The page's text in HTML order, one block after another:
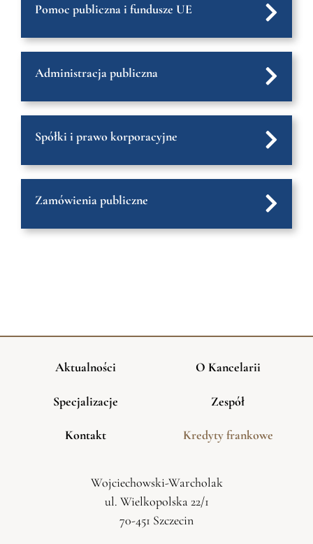
Pomoc publiczna i fundusze UE
Administracja publiczna
Spółki i prawo korporacyjne
Zamówienia publiczne
Aktualności O Kancelarii
Specjalizacje Zespół
Kontakt Kredyty frankowe
Wojciechowski-Warcholak
ul. Wielkopolska 22/1
70-451 Szczecin